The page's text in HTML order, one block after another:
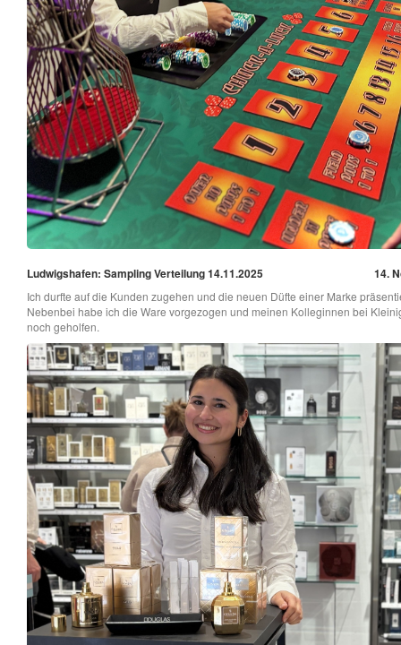
Ludwigshafen: Sampling Verteilung 14.11.2025 14.
Ich durfte auf die Kunden zugehen und die neuen Düfte einer Marke
Nebenbei habe ich die Ware vorgezogen und meinen Kolleginnen bei
noch geholfen.